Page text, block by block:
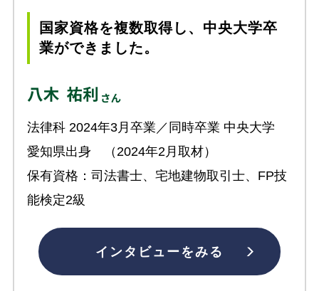
国家資格を複数取得し、中央大学卒
業ができました。
法律科 2024年3月卒業／同時卒業 中央大学
愛知県出身 （2024年2月取材）
保有資格：司法書士、宅地建物取引士、FP技
能検定2級
インタビューをみる